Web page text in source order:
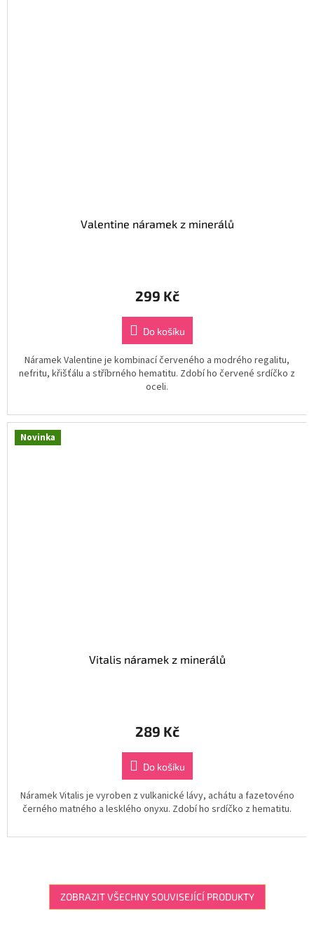
Valentine náramek z minerálů
299 Kč
Do košíku
Náramek Valentine je kombinací červeného a modrého regalitu,
nefritu, křišťálu a stříbrného hematitu. Zdobí ho červené srdíčko z
oceli.
Novinka
Vitalis náramek z minerálů
289 Kč
Do košíku
Náramek Vitalis je vyroben z vulkanické lávy, achátu a fazetovéno
černého matného a lesklého onyxu. Zdobí ho srdíčko z hematitu.
ZOBRAZIT VŠECHNY SOUVISEJÍCÍ PRODUKTY